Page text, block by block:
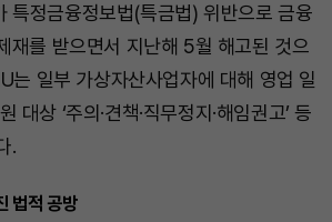
특정금융정보법(특금법) 위반으로 금융
재를 받으면서 지난해 5월 해고된 것으
는 일부 가상자산사업자에 대해 영업 일
대상 ‘주의·견책·직무정지·해임권고’ 등
.
법적 공방